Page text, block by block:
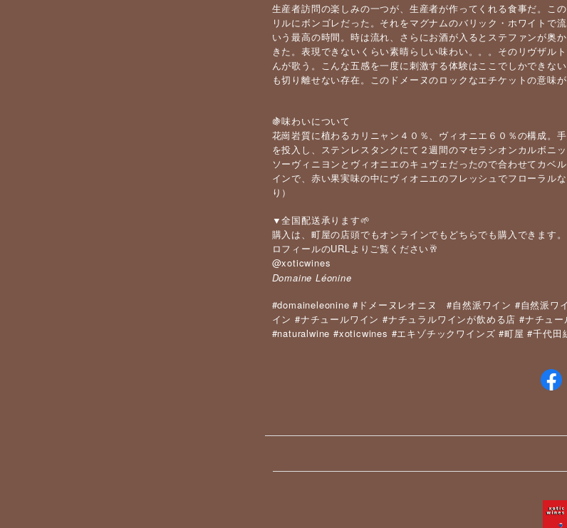
生産者訪問の楽しみの一つが、生産者が作ってくれる食事だ。こ
リルにボンゴレだった。それをマグナムのバリック・ホワイトで
いう最高の時間。時は流れ、さらにお酒が入るとステファンが奥
きた。表現できないくらい素晴らしい味わい。。。そのリヴザル
んが歌う。こんな五感を一度に刺激する体験はここでしかできな
も切り離せない存在。このドメーヌのロックなエチケットの意味
🍇味わいについて
花崗岩質に植わるカリニャン４０％、ヴィオニエ６０％の構成。
を投入し、ステンレスタンクにて２週間のマセラシオンカルボニ
ソーヴィニヨンとヴィオニエのキュヴェだったので合わせてカベ
インで、赤い果実味の中にヴィオニエのフレッシュでフローラル
り）
▼全国配送承ります🌱
購入は、町屋の店頭でもオンラインでもどちらでも購入できます
ロフィールのURLよりご覧ください🥂
@xoticwines
Domaine Léonine
#domaineleonine # ドメーヌレオニヌ#自然派ワイン #自然派ワ
イン #ナチュールワイン #ナチュラルワインが飲める店 #ナチュー
#naturalwine #xoticwines #エキゾチックワインズ #町屋 #千代田